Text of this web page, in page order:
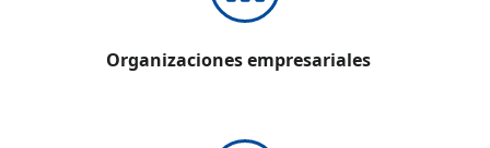
Organizaciones empresariales